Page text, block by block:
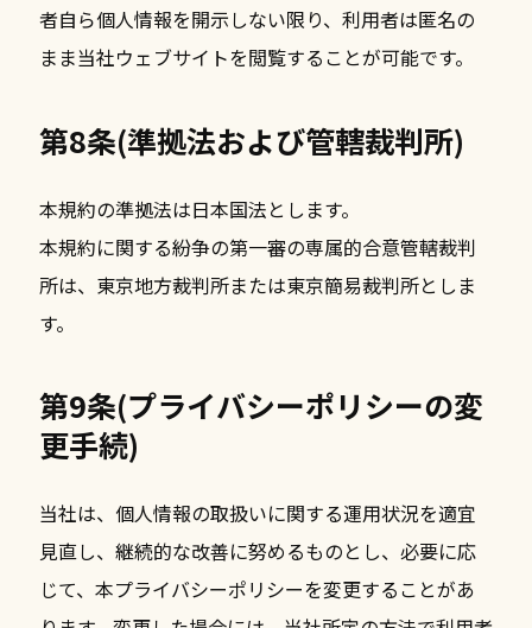
者自ら個人情報を開示しない限り、利用者は匿名の
まま当社ウェブサイトを閲覧することが可能です。
第8条(準拠法および管轄裁判所)
本規約の準拠法は日本国法とします。
本規約に関する紛争の第一審の専属的合意管轄裁判
所は、東京地方裁判所または東京簡易裁判所としま
す。
第9条(プライバシーポリシーの変
更手続)
当社は、個人情報の取扱いに関する運用状況を適宜
見直し、継続的な改善に努めるものとし、必要に応
じて、本プライバシーポリシーを変更することがあ